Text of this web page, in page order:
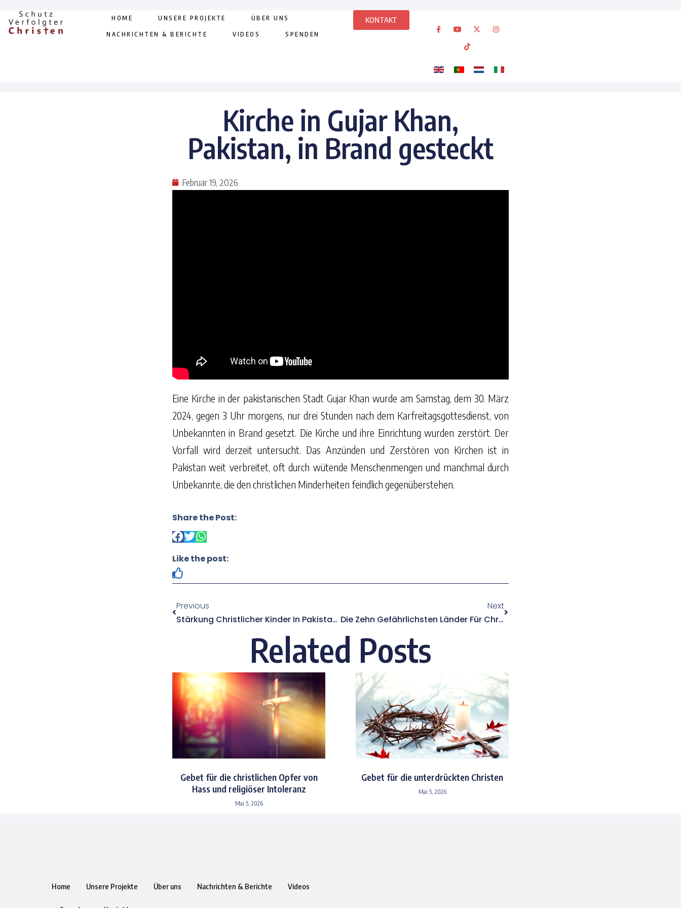
HOME UNSERE PROJEKTE ÜBER UNS
NACHRICHTEN & BERICHTE VIDEOS SPENDEN
KONTAKT
Kirche in Gujar Khan,
Pakistan, in Brand gesteckt
Februar 19, 2026
Eine Kirche in der pakistanischen Stadt Gujar Khan wurde am Samstag, dem 30. März
2024, gegen 3 Uhr morgens, nur drei Stunden nach dem Karfreitagsgottesdienst, von
Unbekannten in Brand gesetzt. Die Kirche und ihre Einrichtung wurden zerstört. Der
Vorfall wird derzeit untersucht. Das Anzünden und Zerstören von Kirchen ist in
Pakistan weit verbreitet, oft durch wütende Menschenmengen und manchmal durch
Unbekannte, die den christlichen Minderheiten feindlich gegenüberstehen.
Share the Post:
Like the post:
Previous
Stärkung Christlicher Kinder In Pakistan Durch Bildung
Next
Die Zehn Gefährlichsten Länder Für Christen
Related Posts
Gebet für die christlichen Opfer von
Hass und religiöser Intoleranz
Mai 5, 2026
Gebet für die unterdrückten Christen
Mai 5, 2026
Home Unsere Projekte Über uns Nachrichten & Berichte Videos